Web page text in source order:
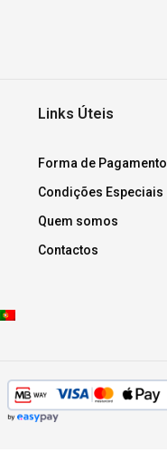
Links Úteis
Forma de Pagamento
Condições Especiais
Quem somos
Contactos